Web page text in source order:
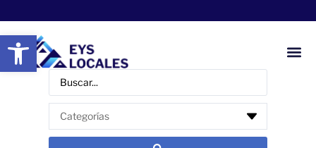
Abrir barra de herramientas